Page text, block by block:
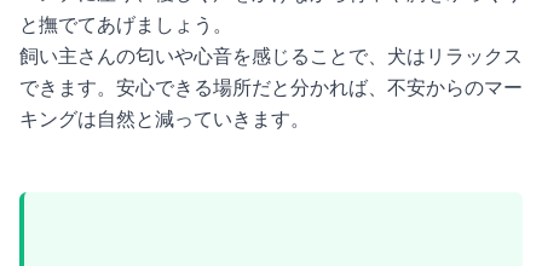
と撫でてあげましょう。
飼い主さんの匂いや心音を感じることで、犬はリラックス
できます。安心できる場所だと分かれば、不安からのマー
キングは自然と減っていきます。